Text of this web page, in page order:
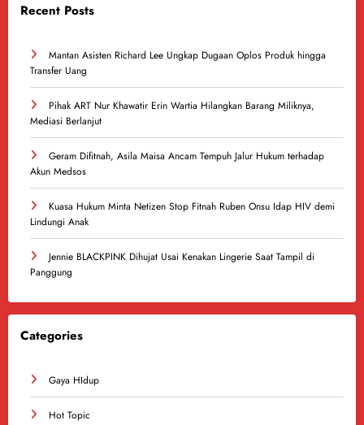
Recent Posts
Mantan Asisten Richard Lee Ungkap Dugaan Oplos Produk hingga
Transfer Uang
Pihak ART Nur Khawatir Erin Wartia Hilangkan Barang Miliknya,
Mediasi Berlanjut
Geram Difitnah, Asila Maisa Ancam Tempuh Jalur Hukum terhadap
Akun Medsos
Kuasa Hukum Minta Netizen Stop Fitnah Ruben Onsu Idap HIV demi
Lindungi Anak
Jennie BLACKPINK Dihujat Usai Kenakan Lingerie Saat Tampil di
Panggung
Categories
Gaya HIdup
Hot Topic